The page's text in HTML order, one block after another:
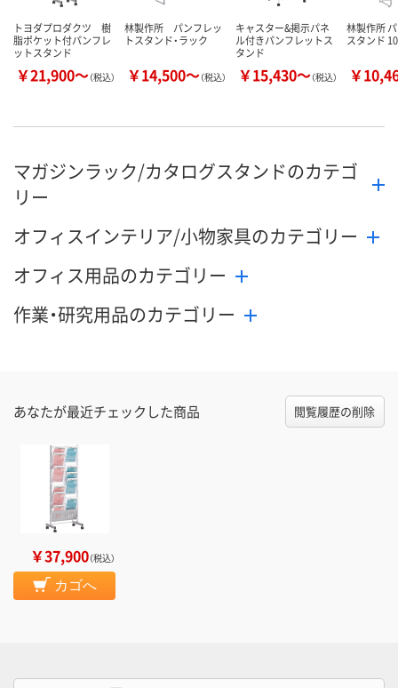
トヨダプロダクツ 樹
脂ポケット付パンフレ
ットスタンド
￥21,900～（税込）
林製作所 パンフレッ
トスタンド・ラック
￥14,500～（税込）
キャスター&掲示パネ
ル付きパンフレットス
タンド
￥15,430～（税込）
林製作所
スタンド
￥
マガジンラック/カタログスタンドのカテゴ
リー
オフィスインテリア/小物家具のカテゴリー
オフィス用品のカテゴリー
作業・研究用品のカテゴリー
あなたが最近チェックした商品 閲覧履歴の削除
￥37,900（税込）
カゴへ